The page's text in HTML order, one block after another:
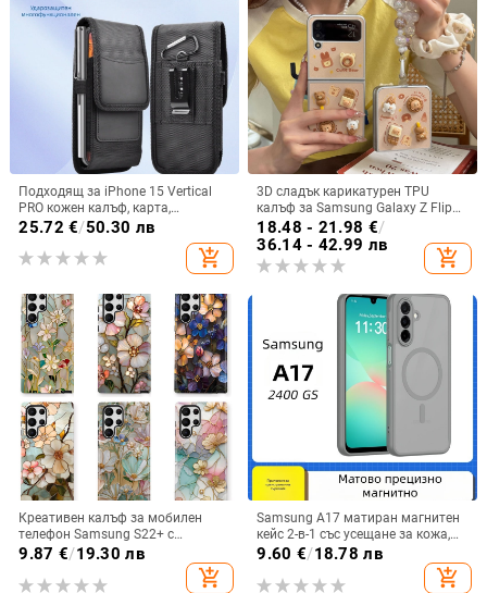
Подходящ за iPhone 15 Vertical
PRO кожен калъф, карта,
оксфордски плат, найлонов плат,
мобилен телефон
25.72 €/50.30 лв
add_shopping_cart
3D сладък карикатурен TPU
калъф за Samsung Galaxy Z Flip
6/3/4, защита срещу изпускане,
корейски стил
18.48 - 21.98 €/
36.14 - 42.99 лв
add_shopping_cart
Креативен калъф за мобилен
телефон Samsung S22+ с
остъклено цвете, защита от
падане, Ultra Film Case за Apple
13
9.87 €/19.30 лв
add_shopping_cart
Samsung A17 матиран магнитен
кейс 2-в-1 със усещане за кожа,
удароустойчива обвивка от
червено, лилаво, синьо, черно
9.60 €/18.78 лв
add_shopping_cart